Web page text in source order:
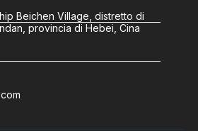
Beichen Village, distretto di
provincia di Hebei, Cina